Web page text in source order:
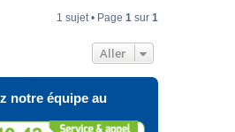
1 sujet • Page 1 sur 1
Aller
notre équipe au